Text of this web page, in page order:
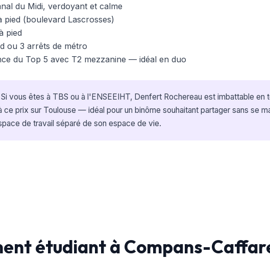
du Midi, verdoyant et calme
pied (boulevard Lascrosses)
pied
ou 3 arrêts de métro
du Top 5 avec T2 mezzanine — idéal en duo
Si vous êtes à TBS ou à l'ENSEEIHT, Denfert Rochereau est imbattable en
ce prix sur Toulouse — idéal pour un binôme souhaitant partager sans se
de travail séparé de son espace de vie.
étudiant à Compans-